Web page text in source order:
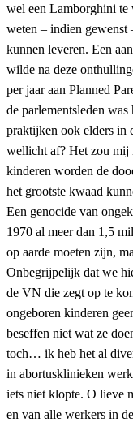
wel een Lamborghini te
weten – indien gewenst
kunnen leveren. Een
wilde na deze
per jaar aan Planned
de parlementsleden
praktijken ook elders in
wellicht af? Het zou mij
kinderen worden de
het grootste kwaad
Een genocide van
1970 al meer dan 1,5
op aarde moeten zijn,
Onbegrijpelijk dat we
de VN die zegt op te
ongeboren kinderen
beseffen niet wat ze
toch… ik heb het al
in abortusklinieken
iets niet klopte. O lieve
en van alle werkers in